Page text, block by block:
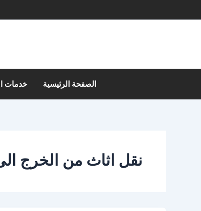
إلى
الصفحة الرئيسية خدمات
نقل اثاث من الخرج